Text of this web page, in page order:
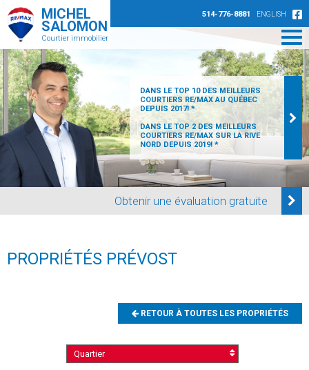
MICHEL
SALOMON
Courtier immobilier
514-776-8881 ENGLISH
DANS LE TOP 10 DES MEILLEURS
COURTIERS RE/MAX AU QUÉBEC
DEPUIS 2017! *
DANS LE TOP 2 DES MEILLEURS
COURTIERS RE/MAX SUR LA RIVE
NORD DEPUIS 2019! *
Obtenir une évaluation gratuite
PROPRIÉTÉS PRÉVOST
RETOUR À TOUTES LES PROPRIÉTÉS
Quartier